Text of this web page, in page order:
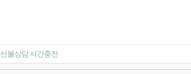
선불상담 시간충전